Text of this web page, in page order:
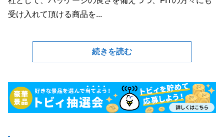
受け入れて頂ける商品を...
続きを読む